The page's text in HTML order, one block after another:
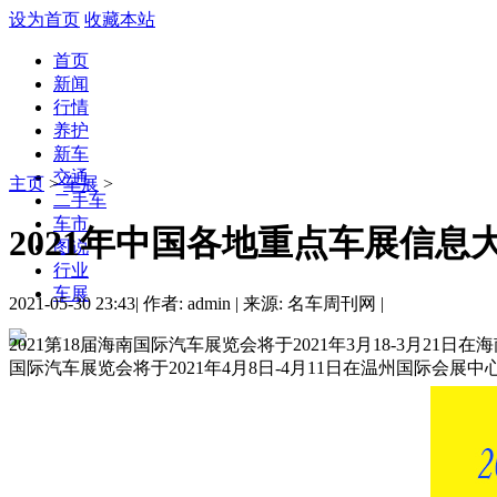
设为首页 收藏本站
首页
新闻
行情
养护
新车
交通
二手车
车市
图说
行业
车展
主页 >车展 >
2021年中国各地重点车展信息
2021-05-30 23:43| 作者: admin | 来源: 名车周刊网 |
2021第18届海南国际汽车展览会将于2021年3月18-3月21日在
国际汽车展览会将于2021年4月8日-4月11日在温州国际会展中